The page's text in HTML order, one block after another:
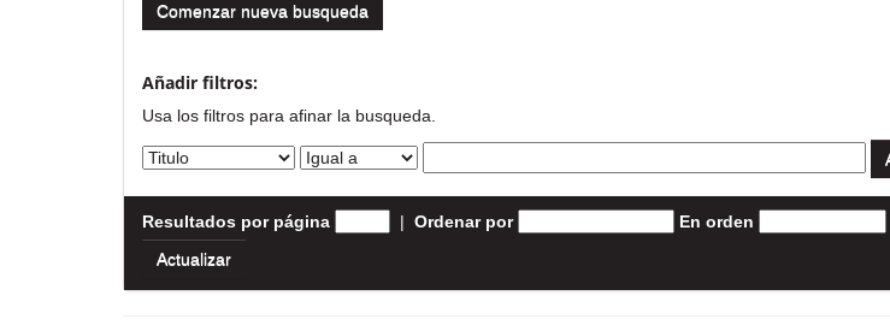
Comenzar nueva busqueda
Añadir filtros:
Usa los filtros para afinar la busqueda.
Resultados por página | Ordenar por En orden